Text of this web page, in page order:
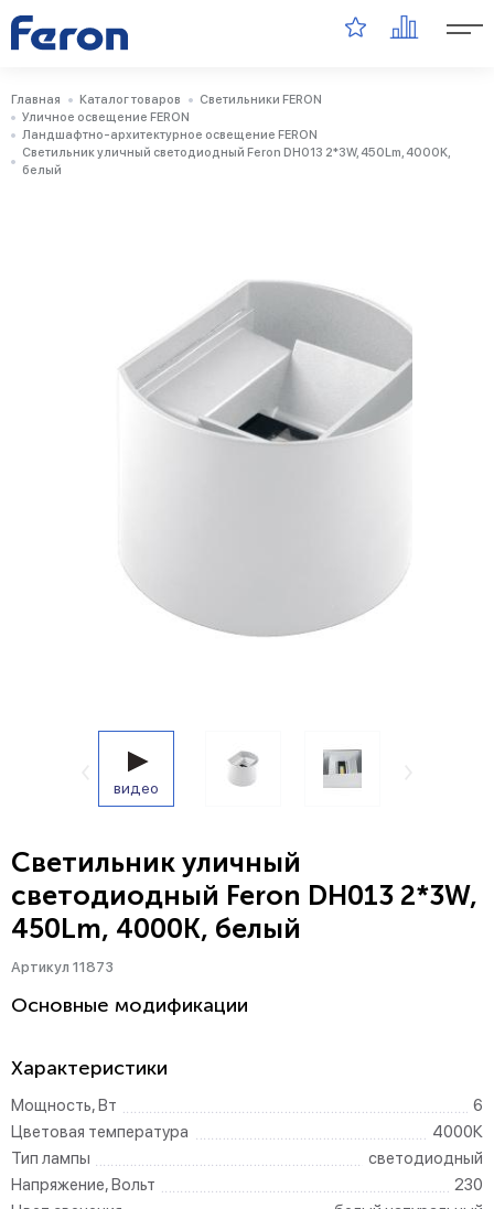
Главная Каталог товаров
Светильники FERON
Уличное освещение FERON
Ландшафтно-архитектурное освещение FERON
Светильник уличный светодиодный Feron DH013 2*3W, 450Lm, 4000K,
белый
видео
Светильник уличный
светодиодный Feron DH013 2*3W,
450Lm, 4000K, белый
Артикул 11873
Основные модификации
Характеристики
Мощность, Вт
6
Цветовая температура
4000К
Тип лампы
светодиодный
Напряжение, Вольт
230